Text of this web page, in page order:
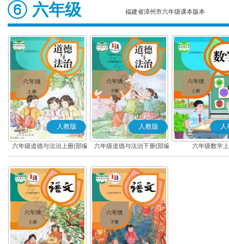
六年级 福建省漳州市六年级课本版本
人教版
六年级道德与法治上册(部编
版)
人教版
六年级道德与法治下册(部编
版)
人
六年级数学